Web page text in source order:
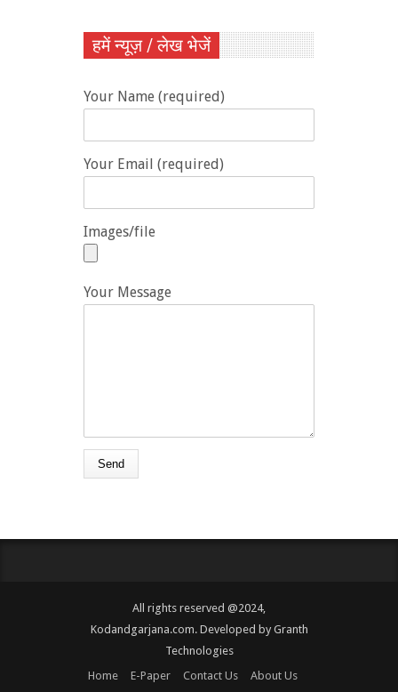
हमें न्यूज़ / लेख भेजें
Your Name (required)
Your Email (required)
Images/file
Your Message
All rights reserved @2024,
Kodandgarjana.com. Developed by Granth
Technologies
Home
E-Paper Contact Us About Us